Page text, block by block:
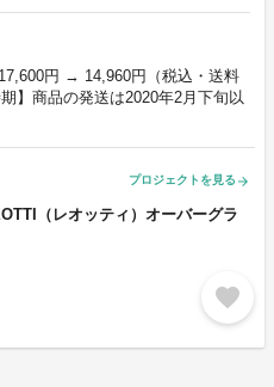
円 → 14,960円（税込・送料
】商品の発送は2020年2月下旬以
プロジェクトを見る arrow_forward
（レオッティ）オーバーグラ
favorite